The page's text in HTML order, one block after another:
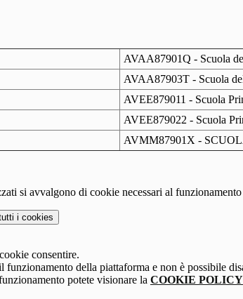
AVAA87901Q - Scuola
AVAA87903T - Scuola
AVEE879011 - Scuola
AVEE879022 - Scuola
AVMM87901X -
si avvalgono di cookie necessari al
i cookies
consentire.
funzionamento della piattaforma e non è possibile
potete visionare la COOKIE POLICY